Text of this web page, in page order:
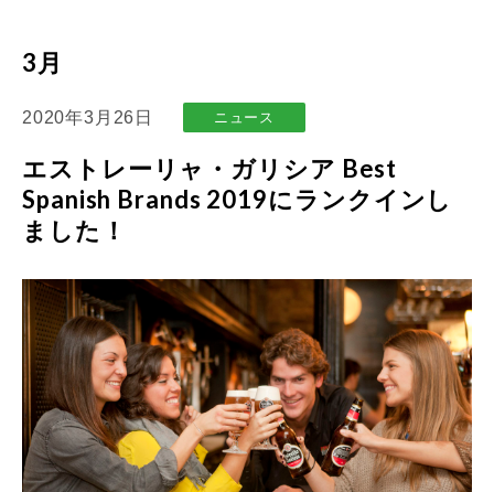
3月
2020年3月26日 ニュース
エストレーリャ・ガリシア Best
Spanish Brands 2019にランクインし
ました！